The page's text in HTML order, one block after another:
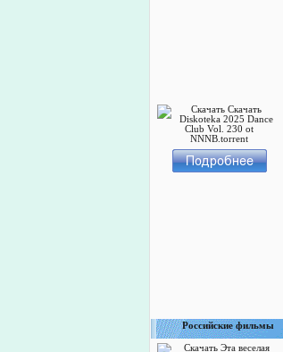
Российские фильмы